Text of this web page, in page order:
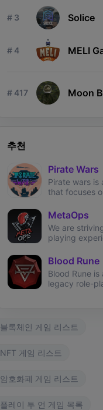
# 3 Solice
# 4 MELI
# 417 Moon
추천
Pirate Wars
Pirate wars is
that focuses
MetaOps
We are
playing
shooter on
Blood Rune
Blood Rune
legacy role-
블록체인 게임 리스트
NFT 게임 리스트
암호화폐 게임 리스트
플레이 투 언 게임 목록